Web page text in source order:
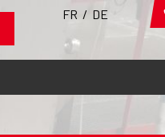
FR / DE